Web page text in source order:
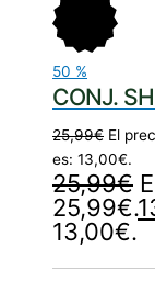
50 %
CONJ.
25,99€ El
es: 13,00€.
25,99€
25,99€.
13,00€.